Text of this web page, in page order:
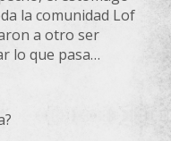
la comunidad Lof
a otro ser
lo que pasa…